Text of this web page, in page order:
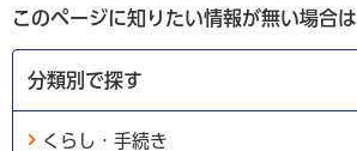
このページに知りたい情報が無い場合は
分類別で探す
くらし・手続き